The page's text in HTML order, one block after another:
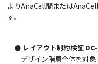
よりAnaCell間または
す。
● レイアウト制約検証
デザイン階層全体を対象